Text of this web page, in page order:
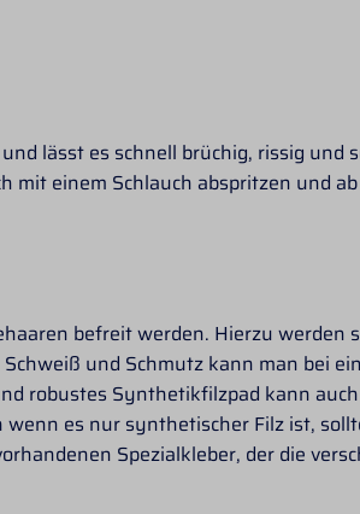
lässt es schnell brüchig, rissig und
mit einem Schlauch abspritzen und
befreit werden. Hierzu
und Schmutz kann man bei
robustes Synthetikfilzpad kann
es nur synthetischer Filz ist,
Spezialkleber, der die